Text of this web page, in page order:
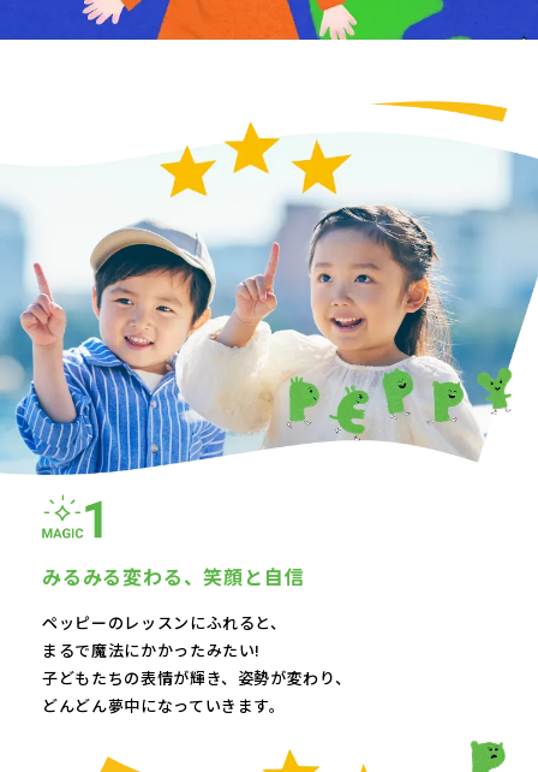
みるみる変わる、笑顔と自信
ペッピーのレッスンにふれると、
まるで魔法にかかったみたい!
子どもたちの表情が輝き、 姿勢が変わり、
どんどん夢中になっていきます。